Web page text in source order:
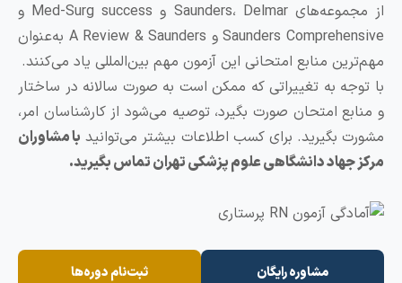
از مجموعه‌های Saunders، Delmar و Med-Surg success و
Saunders Comprehensive و A Review & Saunders به‌عنوان
منابع امتحانی این آزمون مهم بین‌المللی یاد می‌کنند.
توجه به تغییراتی که ممکن است به صورت سالانه در ساختار
منابع امتحان صورت بگیرد، توصیه می‌شود از کارشناسان امر،
بگیرید. برای کسب اطلاعات بیشتر می‌توانیدبا مشاوران
جهاد دانشگاهی علوم پزشکی تهران تماس بگیرید.‌
مشاوره رایگان ثبت‌نام دوره‌ها